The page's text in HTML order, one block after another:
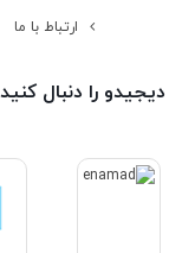
ارتباط با ما
دیجیدو را دنبال کنید